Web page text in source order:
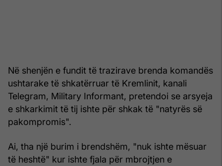
Në shenjën e fundit të trazirave brenda komandës
ushtarake të shkatërruar të Kremlinit, kanali
Telegram, Military Informant, pretendoi se arsyeja
e shkarkimit të tij ishte për shkak të "natyrës së
pakompromis".
Ai, tha një burim i brendshëm, "nuk ishte mësuar
të heshtë" kur ishte fjala për mbrojtjen e